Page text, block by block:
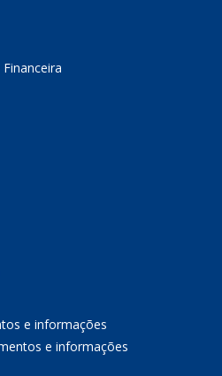
e informações
e informações